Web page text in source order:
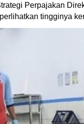
Perpajakan
tingginya